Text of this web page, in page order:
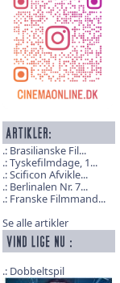
Brasilianske Fil...
Tyskefilmdage, 1...
Scificon Afvikle...
Berlinalen Nr. 7...
Franske Filmmand...
Se alle artikler
Dobbeltspil